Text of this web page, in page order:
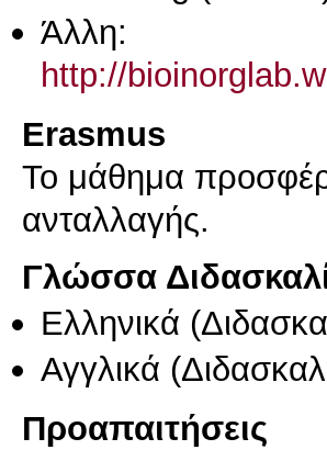
Άλλη:
http://
Erasmus
Το μάθημα
ανταλλαγής.
Γλώσσα
Ελληνικά
Αγγλικά
Προαπαιτήσεις